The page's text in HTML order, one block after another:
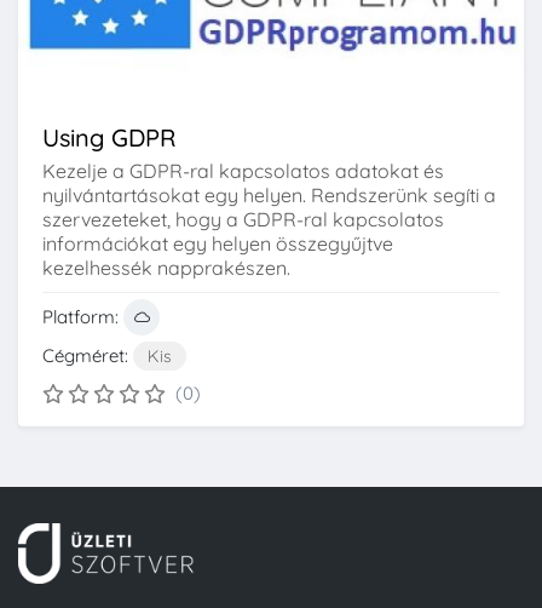
Using GDPR
Kezelje a GDPR-ral kapcsolatos adatokat és
nyilvántartásokat egy helyen. Rendszerünk segíti a
szervezeteket, hogy a GDPR-ral kapcsolatos
információkat egy helyen összegyűjtve
kezelhessék napprakészen.
Platform:
Cégméret:
Kis
(0)